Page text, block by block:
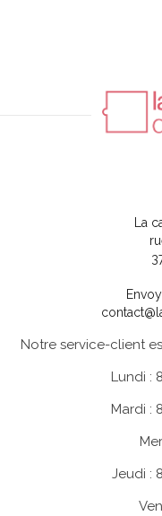
La
Notre service-client
Lundi :
Mardi :
Jeudi :